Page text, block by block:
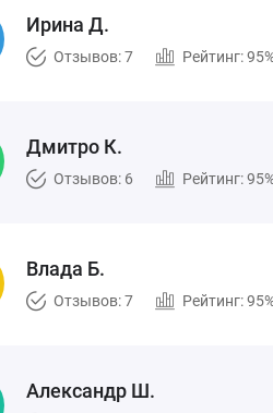
Ирина Д.
Отзывов: 7 Рейтинг:
Дмитро К.
Отзывов: 6 Рейтинг:
Влада Б.
Отзывов: 7 Рейтинг:
Александр Ш.